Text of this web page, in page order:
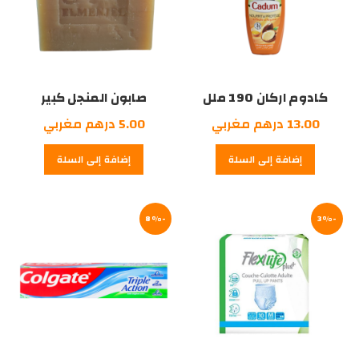
كادوم اركان 190 ملل
13.00 درهم مغربي
إضافة إلى السلة
صابون المنجل كبير
5.00درهم مغربي
إضافة إلى السلة
-3%
-8%